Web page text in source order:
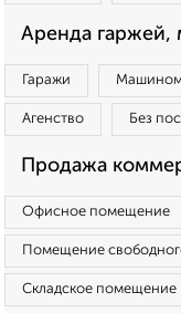
Аренда гаржей,
Гаражи
Агенство Без
Продажа
Офисное помещение
Помещение
Складское помещение